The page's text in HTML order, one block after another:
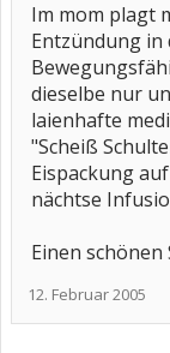
Im mom plagt
Entzündung in
dieselbe nur
laienhafte
"Scheiß
Eispackung
nächtse
Einen
12. Februar 2005